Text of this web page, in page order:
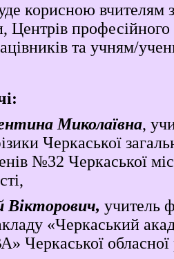
корисною вчителям
Центрів
та учням/
Миколаївна,
Черкаської
№32 Черкаської
Вікторович, учитель
«Черкаський
обласної